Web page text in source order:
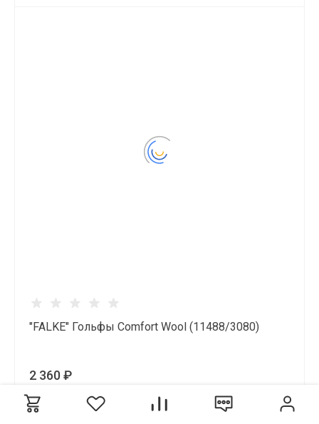
"FALKE" Гольфы Comfort Wool (11488/3080)
2 360 ₽